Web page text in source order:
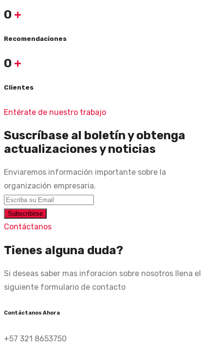
0 +
Recomendaciones
0 +
Clientes
Entérate de nuestro trabajo
Suscríbase al boletín y obtenga
actualizaciones y noticias
Enviaremos información importante sobre la
organización empresaria.
Subscribirse
Contáctanos
Tienes alguna duda?
Si deseas saber mas inforacion sobre nosotros llena el
siguiente formulario de contacto
Contáctanos Ahora
+57 321 8653750